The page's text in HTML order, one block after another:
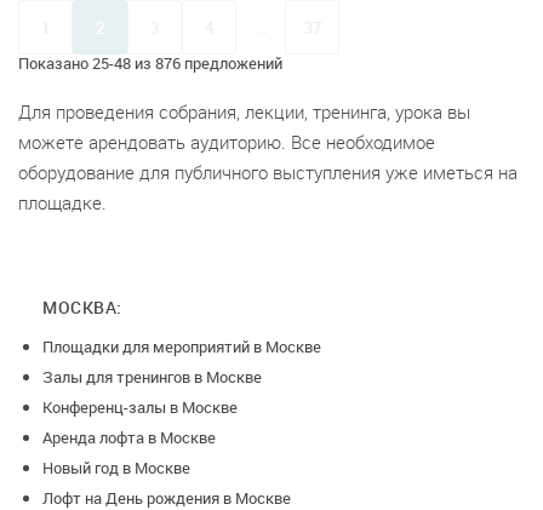
Показано 25-48 из 876 предложений
2
Для проведения собрания, лекции, тренинга, урока вы
можете арендовать аудиторию. Все необходимое
оборудование для публичного выступления уже иметься на
площадке.
МОСКВА:
Площадки для мероприятий в Москве
Залы для тренингов в Москве
Конференц-залы в Москве
Аренда лофта в Москве
Новый год в Москве
Лофт на День рождения в Москве